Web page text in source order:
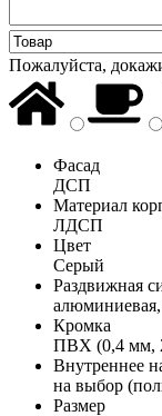
Пожалуйста,
Фасад
ДСП
Материал
ЛДСП
Цвет
Серый
Раздвижная
Кромка
ПВХ (0,4 мм,
Внутреннее
на выбор
Размер